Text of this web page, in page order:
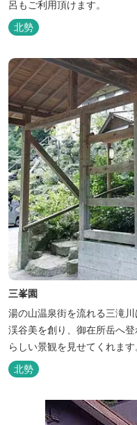
呂もご利用頂けます。
北勢
三峯園
湯の山温泉街を流れる三滝
渓谷美を創り、御在所岳へ
らしい景観を見せてくれま
こだわり、お客様に四季の
りあいをお届けいたします。
北勢